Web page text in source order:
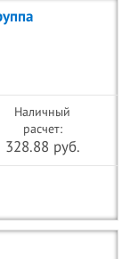
Наличный
расчет:
328.88 руб.